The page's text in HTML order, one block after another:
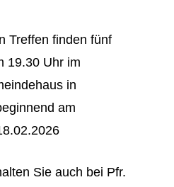
Treffen finden fünf
19.30 Uhr im
in
am
Sie auch bei Pfr.